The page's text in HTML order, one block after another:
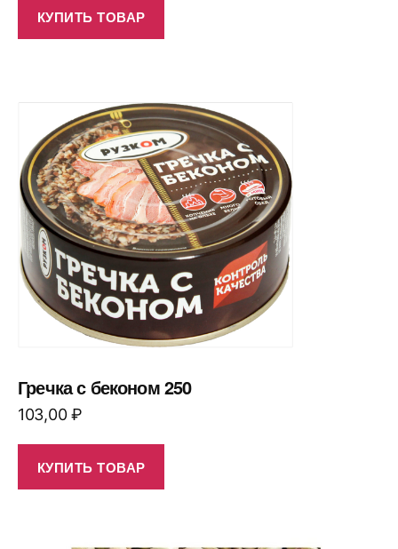
КУПИТЬ ТОВАР
Гречка с беконом 250
103,00₽
КУПИТЬ ТОВАР